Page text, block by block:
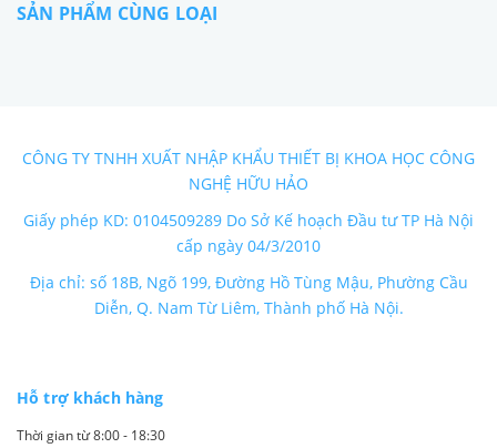
SẢN PHẨM CÙNG LOẠI
CÔNG TY TNHH XUẤT NHẬP KHẨU THIẾT BỊ KHOA HỌC CÔNG
NGHỆ HỮU HẢO
Giấy phép KD: 0104509289 Do Sở Kế hoạch Đầu tư TP Hà Nội
cấp ngày 04/3/2010
Địa chỉ: số 18B, Ngõ 199, Đường Hồ Tùng Mậu, Phường Cầu
Diễn, Q. Nam Từ Liêm, Thành phố Hà Nội.
Hỗ trợ khách hàng
Thời gian từ 8:00 - 18:30